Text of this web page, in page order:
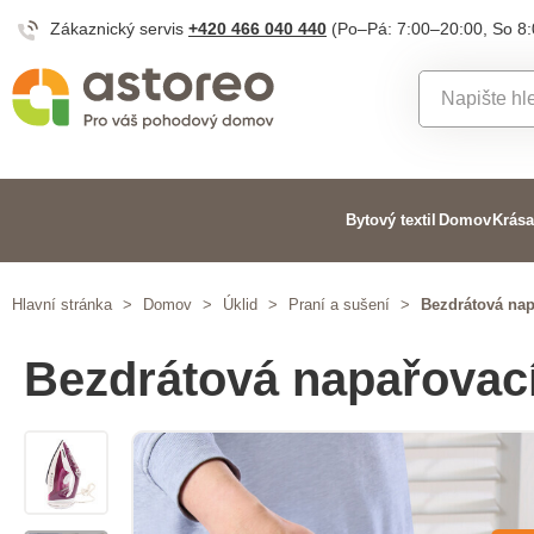
Zákaznický servis +420 466 040 440 (Po–Pá: 7:00–20:00, So
Bytový textil Domov
Hlavní stránka > Domov > Úklid > Praní a sušení > Bezdrátová
Bezdrátová